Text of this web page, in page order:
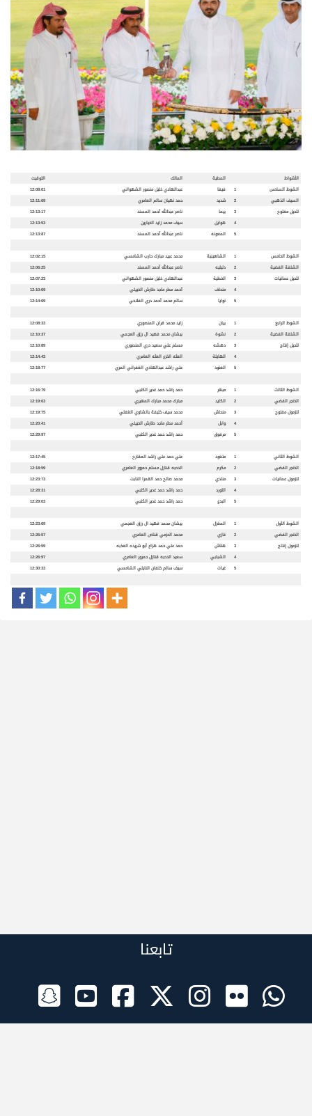
الأشواط المطية المالك
التوقيت
الشوط السادس
1 فيفا عبدالهادي خليل منصور الشهواني
12:08:01
السيف الذهبي
2 شديد حمد نهيان سالم العامري
12:11:69
للحيل مفتوح
3 بيما ناصر عبدالله أحمد المسند
12:13:17
4
هوايل سيف محمد زايد الخيارين
12:13:53
5
المعونه ناصر عبدالله أحمد المسند 12:13:87
الشوط الخامس 1 الشاهينية محمد عبيد مبارك حارب الشامسي
12:02:15
الشلفة الفضية
2 دليليه ناصر عبدالله أحمد المسند
12:06:25
للحيل عمانيات
3 الخطية عبدالهادي خليل منصور الشهواني
12:07:23
4
منحاف أحمد مطر ماجد طارش الخييلي
12:10:69
5
نوايا سالم محمد أحمد دري الفلاحي 12:14:69
الشوط الرابع 1 بيان زايد محمد قران المنصوري
12:08:33
الشلفة الفضية
2 نشوة بيشان محمد فهيد ال رزق العجمي
12:10:37
للحيل إنتاج
3 دهشه مسلم علي سعيد دري المنصوري
12:10:89
4
الهايلة العثه الخزع العثه العامري
12:14:43
5
العنود علي راشد عبدالهادي الغفراني المري 12:18:77
الشوط الثالث 1 مبهر حمد راشد حمد غدير الكتبي
12:16:79
الخنجر الفضي
2 الكايد مبارك محمد مبارك المهيري
12:19:63
للزمول مفتوح
3 منحاش محمد سيف خليفة بالشاوي الغفلي
12:19:75
4
وابل أحمد مطر ماجد طارش الخييلي
12:20:41
5
مرفوق حمد راشد حمد غدير الكتبي 12:29:97
الشوط الثاني 1 متعود علي حمد علي راشد المقارح
12:17:45
الخنجر الفضي
2 مكرم الدحبه قنازل مسلم حمرور العامري
12:18:59
للزمول عمانيات
3 منادي محمد صالح حمد القمرا النابت
12:23:73
4
اللورد حمد راشد حمد غدير الكتبي
12:28:31
5
البدع حمد راشد حمد غدير الكتبي 12:29:03
الشوط الأول 1 المغزل بيشان محمد فهيد ال رزق العجمي
12:23:69
الخنجر الفضي
2 غازي محمد الحزمي قناص العامري
12:26:57
للزمول إنتاج
3 هتاش حمد علي حمد هزاع أبو شريده العذبه
12:26:59
4
الشبابي سعيد الدحبه قنازل حمرور العامري
12:26:97
5
غياث سيف سالم خلفان النايلي الشامسي 12:30:33
تابعنا